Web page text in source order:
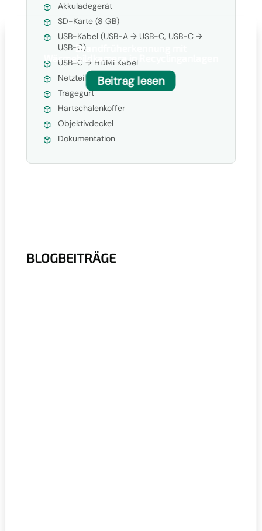
Akkuladegerät
SD-Karte (8 GB)
USB-Kabel (USB-A → USB-C, USB-C →
USB-C)
USB-C → HDMI Kabel
Netzteil
Tragegurt
Hartschalenkoffer
Objektivdeckel
Dokumentation
BLOGBEITRÄGE
Brandfrüherkennung mit
Wärmebildkamera in Recyclinganlagen
Beitrag lesen